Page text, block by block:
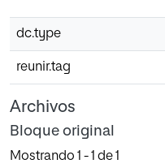
dc.type
reunir.tag
Archivos
Bloque original
Mostrando 1 - 1 de 1